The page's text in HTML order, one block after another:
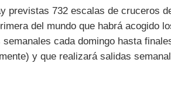
previstas 732 escalas de cruceros
del mundo que habrá acogido
cada domingo hasta
y que realizará salidas